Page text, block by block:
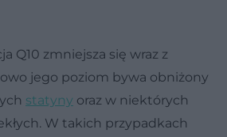
Q10 zmniejsza się wraz z
jego poziom bywa obniżony
statyny oraz w niektórych
W takich przypadkach